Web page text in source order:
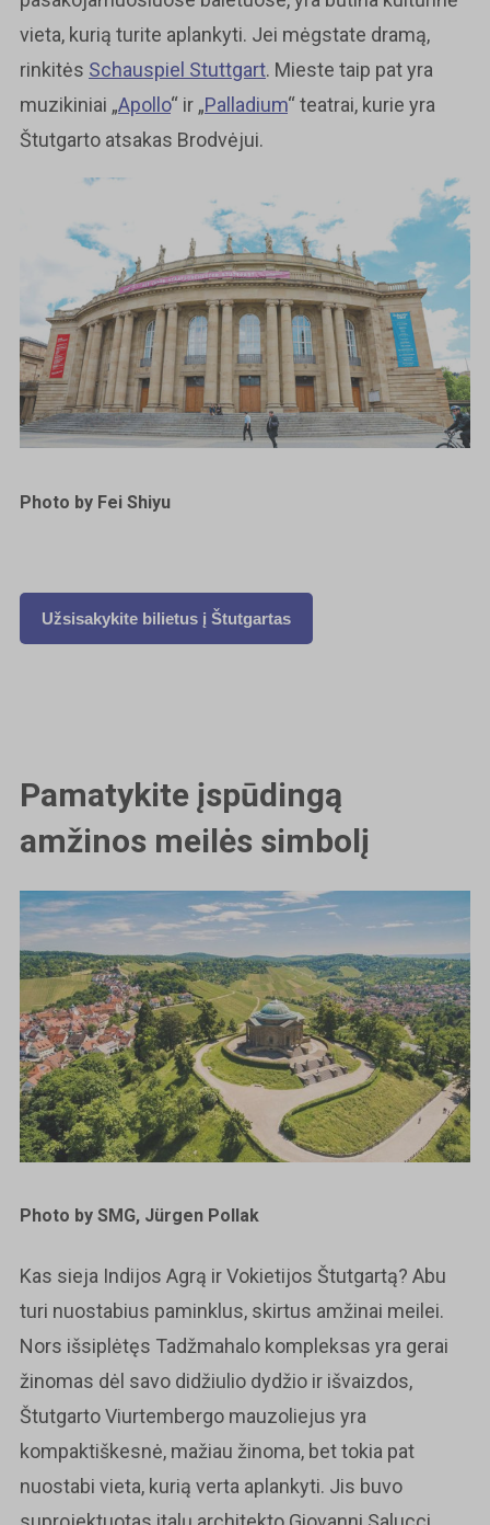
vieta, kurią turite aplankyti. Jei mėgstate dramą,
rinkitės Schauspiel Stuttgart. Mieste taip pat yra
muzikiniai „Apollo“ ir „Palladium“ teatrai, kurie yra
Štutgarto atsakas Brodvėjui.
Photo by Fei Shiyu
Užsisakykite bilietus į Štutgartas
Pamatykite įspūdingą
amžinos meilės simbolį
Photo by SMG, Jürgen Pollak
Kas sieja Indijos Agrą ir Vokietijos Štutgartą? Abu
turi nuostabius paminklus, skirtus amžinai meilei.
Nors išsiplėtęs Tadžmahalo kompleksas yra gerai
žinomas dėl savo didžiulio dydžio ir išvaizdos,
Štutgarto Viurtembergo mauzoliejus yra
kompaktiškesnė, mažiau žinoma, bet tokia pat
nuostabi vieta, kurią verta aplankyti. Jis buvo